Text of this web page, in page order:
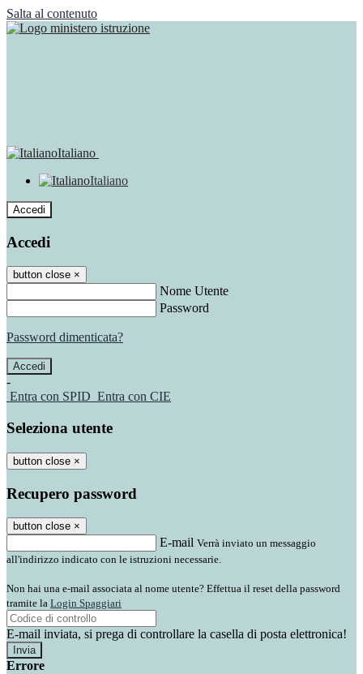
Salta al contenuto
Italiano
Italiano
Accedi
Accedi
button close ×
Nome Utente
Password
Password dimenticata?
-
Entra con SPID Entra con CIE
Seleziona utente
button close ×
Recupero password
button close ×
E-mail Verrà inviato un messaggio
all'indirizzo indicato con le istruzioni necessarie.
Non hai una e-mail associata al nome utente? Effettua il reset della password
tramite la Login Spaggiari
E-mail inviata, si prega di controllare la casella di posta elettronica!
Errore